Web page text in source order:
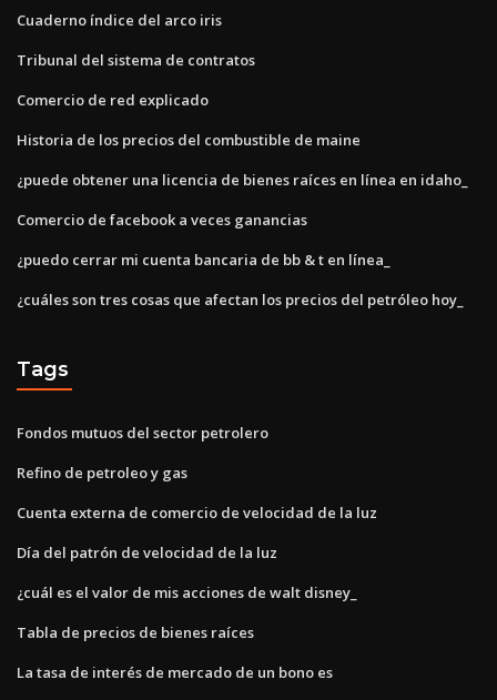
Cuaderno índice del arco iris
Tribunal del sistema de contratos
Comercio de red explicado
Historia de los precios del combustible de maine
¿puede obtener una licencia de bienes raíces en línea en idaho_
Comercio de facebook a veces ganancias
¿puedo cerrar mi cuenta bancaria de bb & t en línea_
¿cuáles son tres cosas que afectan los precios del petróleo hoy_
Tags
Fondos mutuos del sector petrolero
Refino de petroleo y gas
Cuenta externa de comercio de velocidad de la luz
Día del patrón de velocidad de la luz
¿cuál es el valor de mis acciones de walt disney_
Tabla de precios de bienes raíces
La tasa de interés de mercado de un bono es